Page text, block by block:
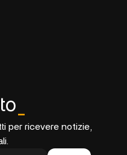
per ricevere notizie,